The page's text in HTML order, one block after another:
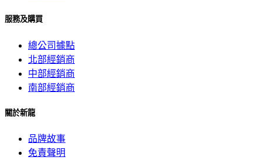
服務及購買
總公司據點
北部經銷商
中部經銷商
南部經銷商
關於新龍
品牌故事
免責聲明